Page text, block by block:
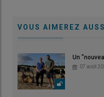
VOUS AIMEREZ AUSSI
Un
07 août